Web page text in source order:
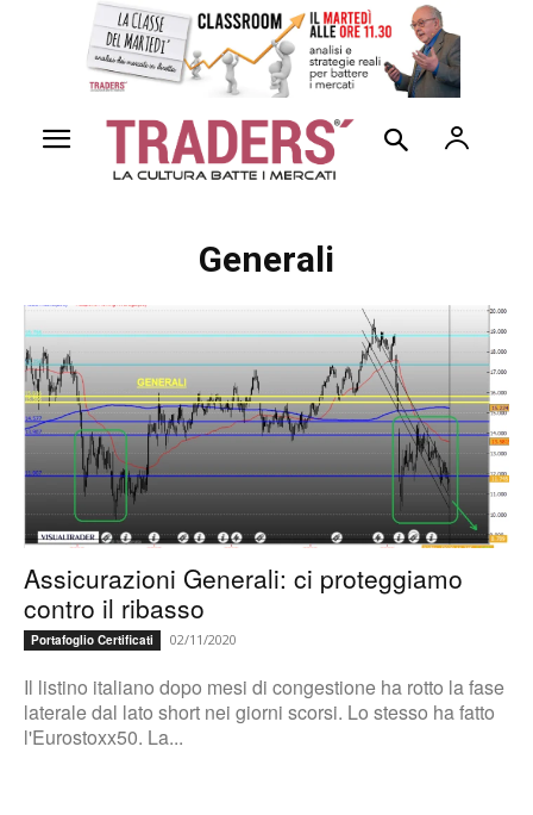
Generali
Assicurazioni Generali: ci proteggiamo
contro il ribasso
Portafoglio Certificati 02/11/2020
Il listino italiano dopo mesi di congestione ha rotto la fase
laterale dal lato short nei giorni scorsi. Lo stesso ha fatto
l'Eurostoxx50. La...